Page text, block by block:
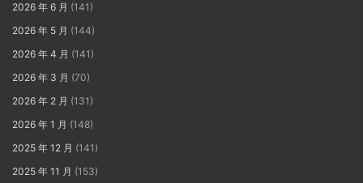
2026 年 6 月 (141)
2026 年 5 月 (144)
2026 年 4 月 (141)
2026 年 3 月 (70)
2026 年 2 月 (131)
2026 年 1 月 (148)
2025 年 12 月 (141)
2025 年 11 月 (153)